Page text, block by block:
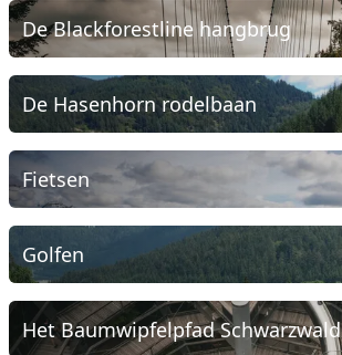
De Blackforestline hangbrug
De Hasenhorn rodelbaan
Fietsen
Golfen
Het Baumwipfelpfad Schwarzwald